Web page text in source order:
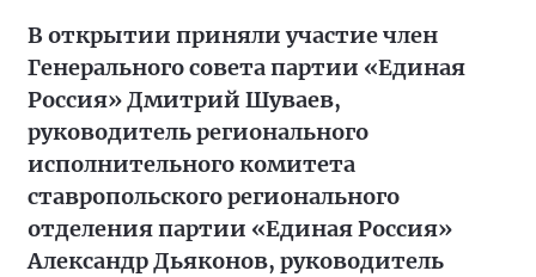
В открытии приняли участие член
Генерального совета партии «Единая
Россия» Дмитрий Шуваев,
руководитель регионального
исполнительного комитета
ставропольского регионального
отделения партии «Единая Россия»
Александр Дьяконов, руководитель